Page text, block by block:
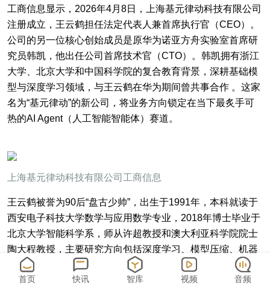
工商信息显示，2026年4月8日，上海基元律动科技有限公司
注册成立，王云鹤担任法定代表人兼首席执行官（CEO）。
公司的另一位核心创始成员是原华为诺亚方舟实验室首席研
究员韩凯，他出任公司首席技术官（CTO）。韩凯拥有浙江
大学、北京大学和中国科学院的复合教育背景，深耕基础模
型与深度学习领域，与王云鹤在华为期间曾共事合作 。这家
名为“基元律动”的新公司，将业务方向锁定在当下最炙手可
热的AI Agent（人工智能智能体）赛道。
上海基元律动科技有限公司工商信息
王云鹤被誉为90后“盘古少帅”，出生于1991年，本科就读于
西安电子科技大学数学与应用数学专业，2018年博士毕业于
北京大学智能科学系，师从许超教授和澳大利亚科学院院士
陶大程教授，主要研究方向包括深度学习、模型压缩、机器
学习、计算机视觉等。王云鹤与华为的渊源始于2017年，彼
时仍在北大攻读博士的他以华为北京部门首位实习生身份进
首页 快讯 智库 视频 音频